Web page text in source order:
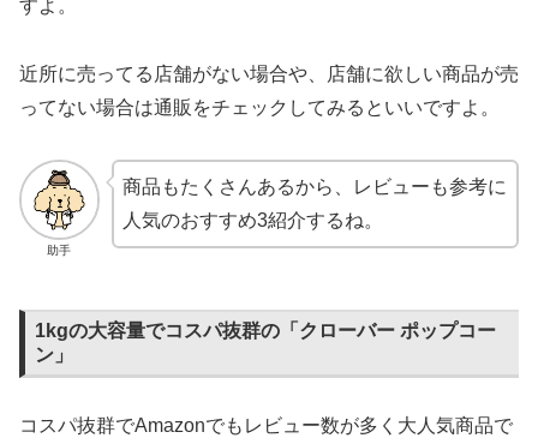
すよ。
近所に売ってる店舗がない場合や、店舗に欲しい商品が売
ってない場合は通販をチェックしてみるといいですよ。
助手
商品もたくさんあるから、レビューも参考に
人気のおすすめ3紹介するね。
1kgの大容量でコスパ抜群の「クローバー ポップコー
ン」
コスパ抜群でAmazonでもレビュー数が多く大人気商品で